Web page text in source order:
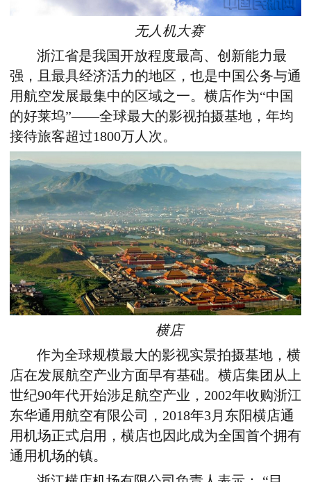
无人机大赛
浙江省是我国开放程度最高、创新能力最
强，且最具经济活力的地区，也是中国公务与通
用航空发展最集中的区域之一。横店作为“中国
的好莱坞”——全球最大的影视拍摄基地，年均
接待旅客超过1800万人次。
横店
作为全球规模最大的影视实景拍摄基地，横
店在发展航空产业方面早有基础。横店集团从上
世纪90年代开始涉足航空产业，2002年收购浙江
东华通用航空有限公司，2018年3月东阳横店通
用机场正式启用，横店也因此成为全国首个拥有
通用机场的镇。